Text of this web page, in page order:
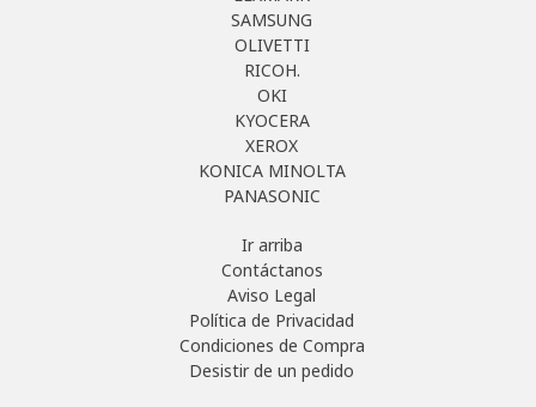
SAMSUNG
OLIVETTI
RICOH.
OKI
KYOCERA
XEROX
KONICA MINOLTA
PANASONIC
Ir arriba
Contáctanos
Aviso Legal
Política de Privacidad
Condiciones de Compra
Desistir de un pedido